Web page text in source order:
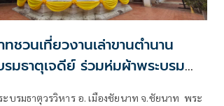
ชวนเที่ยวงานเล่าขานตำนาน
รมธาตุเจดีย์ ร่วมห่มผ้าพระบรม
วายพุทธบูชา
บรมธาตุวรวิหาร อ. เมืองชัยนาท จ.ชัยนาท พระ